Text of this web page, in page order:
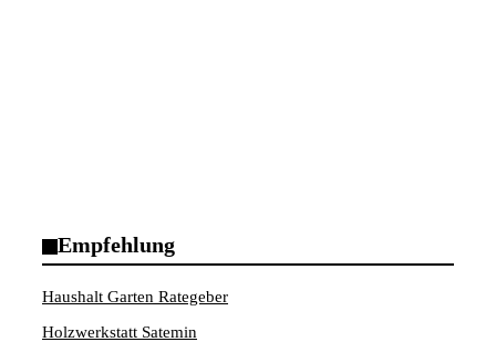
Empfehlung
Haushalt Garten Rategeber
Holzwerkstatt Satemin